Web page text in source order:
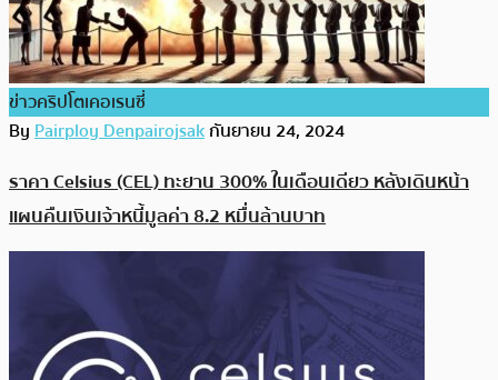
ข่าวคริปโตเคอเรนซี่
ByPairploy Denpairojsakกันยายน 24, 2024
ราคา Celsius (CEL) ทะยาน 300% ในเดือนเดียว หลังเดินหน้า
แผนคืนเงินเจ้าหนี้มูลค่า 8.2 หมื่นล้านบาท